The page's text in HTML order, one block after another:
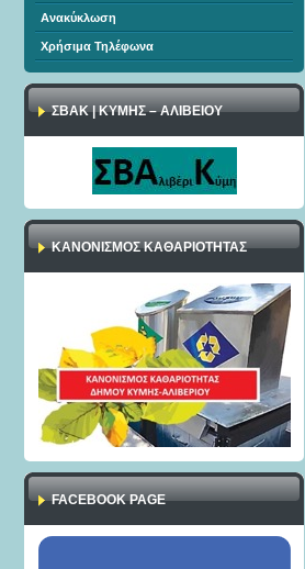
Ανακύκλωση
Χρήσιμα Τηλέφωνα
ΣΒΑΚ | ΚΥΜΗΣ – ΑΛΙΒΕΙΟΥ
ΚΑΝΟΝΙΣΜΌΣ ΚΑΘΑΡΙΌΤΗΤΑΣ
FACEBOOK PAGE